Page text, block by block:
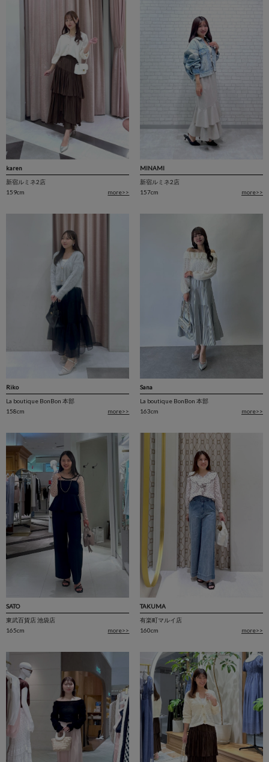
karen
新宿ルミネ2店
159cm
more>>
MINAMI
新宿ルミネ2店
157cm
more>>
Riko
La boutique BonBon 本部
158cm
more>>
Sana
La boutique BonBon 本部
163cm
more>>
SATO
東武百貨店 池袋店
165cm
more>>
TAKUMA
有楽町マルイ店
160cm
more>>